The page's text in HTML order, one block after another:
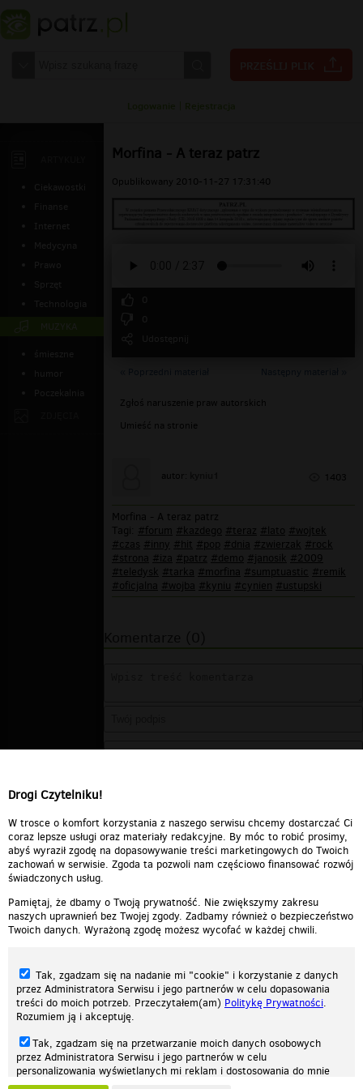
Morfina - A teraz patrz
Opublikowany 2010-11-27 17:31:40
Zgłoś naruszenie praw autorskich
Umieść na stronie
autor: 1403
Morfina - A teraz patrz
Tagi: #forum #kazdego #teraz #lato #wojtek
#czas #inny #hit #pop #dnia #zwierzak #rock
#strona #iza #patrz #demo #janosik #2009
#teledysk #tarka #morfina #sumptuastic #remik
#oficjalna #wojba #kyniu #cynien #ustupski
Nasza strona internetowa używa plików cookies (tzw. ciasteczka) w celach
statystycznych, reklamowych oraz funkcjonalnych. Dzięki nim możemy
indywidualnie dostosować stronę do twoich potrzeb. Każdy może zaakceptować
pliki cookies albo ma możliwość wyłączenia ich w przeglądarce, dzięki czemu nie
Drogi Czytelniku!
W trosce o komfort korzystania z naszego serwisu chcemy dostarczać Ci
coraz lepsze usługi oraz materiały redakcyjne. By móc to robić prosimy,
abyś wyraził zgodę na dopasowywanie treści marketingowych do Twoich
zachowań w serwisie. Zgoda ta pozwoli nam częściowo finansować rozwój
świadczonych usług.
Pamiętaj, że dbamy o Twoją prywatność. Nie zwiększymy zakresu
naszych uprawnień bez Twojej zgody. Zadbamy również o bezpieczeństwo
Twoich danych. Wyrażoną zgodę możesz wycofać w każdej chwili.
Tak, zgadzam się na nadanie mi "cookie" i korzystanie z danych
przez Administratora Serwisu i jego partnerów w celu dopasowania
treści do moich potrzeb. Przeczytałem(am) Politykę Prywatności.
Rozumiem ją i akceptuję.
Tak, zgadzam się na przetwarzanie moich danych osobowych
przez Administratora Serwisu i jego partnerów w celu
personalizowania wyświetlanych mi reklam i dostosowania do mnie
prezentowanych treści marketingowych. Przeczytałem(am)